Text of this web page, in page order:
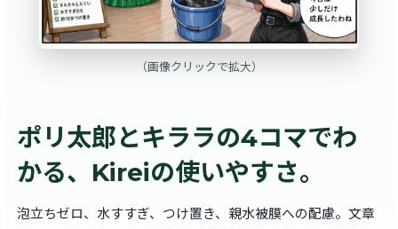
（画像クリックで拡大）
ポリ太郎とキララの4コマでわ
かる、Kireiの使いやすさ。
泡立ちゼロ、水すすぎ、つけ置き、親水被膜への配慮。文章